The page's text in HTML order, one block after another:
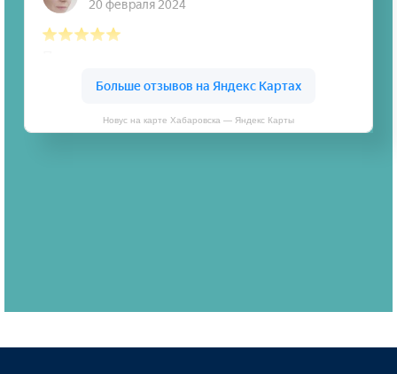
Новус на карте Хабаровска — Яндекс Карты